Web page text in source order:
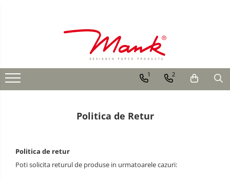
SERVETELE DE MASA, 3 STRATURI TISSUE
IMPRIMEU
SERVETELE FESTIVE
CULORI UNI
ANIVERSARE SAU BOTEZ
AURIU, ARGINTIU & BRONZ
FLORI
TEMATICA MARINA - PESCARESTI
SERVETELE CU BUZUNAR TACAMURI
DELUXE LIGHT
DELUXE, 4 straturi
LINCLASS, High Quality
PORT-TACAMURI
TRAVERSE DE MASA
AURIU, ARGINTIU & BRONZ
CULORI UNI
Cu IMPRIMEU
DECORURI DE MASA TEMATICE
DECOR ROSU & BORDO
DECOR VERDE
DECOR AURIU
DECOR ARGINTIU & GRI
1 2
Politica de Retur
Politica de retur
Poti solicita returul de produse in urmatoarele cazuri: